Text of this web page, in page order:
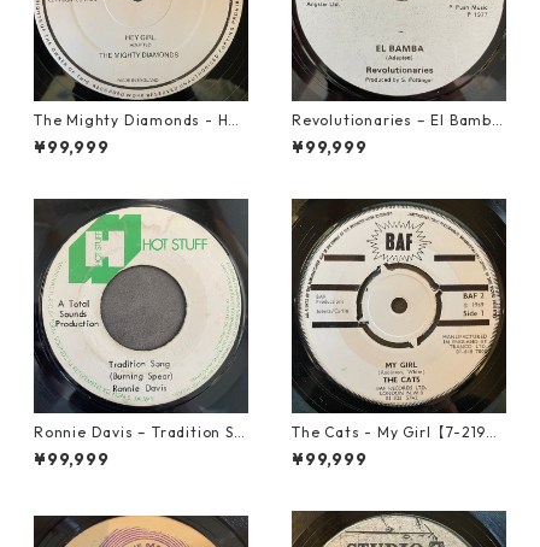
The Mighty Diamonds - Hey
Girl【12-50053】
¥99,999
Revolutionaries – El Bamba
【7-21855】
¥99,999
Ronnie Davis – Tradition So
ng【7-22003】
¥99,999
The Cats - My Girl【7-2190
6】
¥99,999